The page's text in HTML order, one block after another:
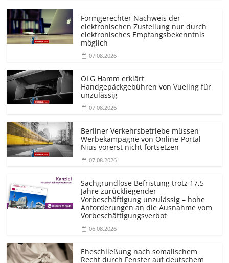
Formgerechter Nachweis der
elektronischen Zustellung nur durch
elektronisches Empfangsbekenntnis
möglich
07.08.2026
OLG Hamm erklärt
Handgepäckgebühren von Vueling für
unzulässig
07.08.2026
Berliner Verkehrsbetriebe müssen
Werbekampagne von Online-Portal
Nius vorerst nicht fortsetzen
07.08.2026
Sachgrundlose Befristung trotz 17,5
Jahre zurückliegender
Vorbeschäftigung unzulässig – hohe
Anforderungen an die Ausnahme vom
Vorbeschäf­tigungsverbot
06.08.2026
Eheschließung nach somalischem
Recht durch Fenster auf deutschem